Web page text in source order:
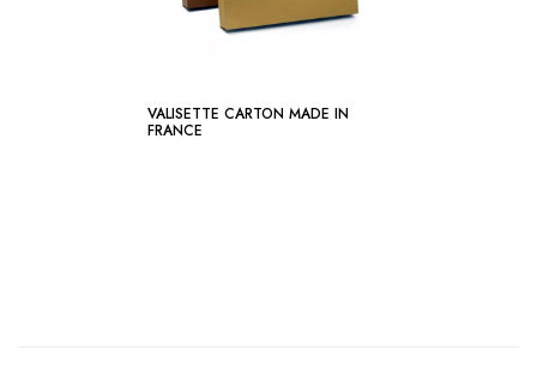
VALISETTE CARTON MADE IN
FRANCE